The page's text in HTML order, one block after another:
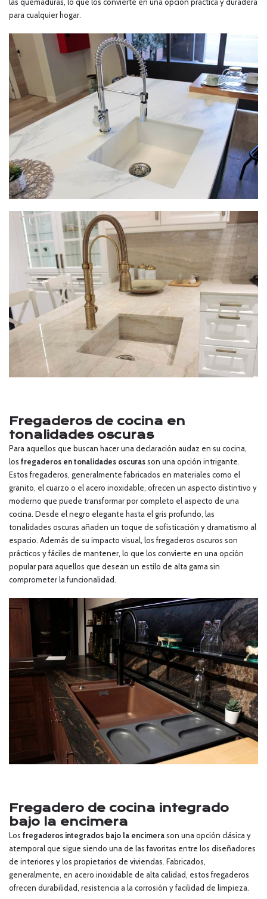
para cualquier hogar.
Fregaderos de cocina en
tonalidades oscuras
Para aquellos que buscan hacer una declaración audaz en su cocina,
los fregaderos en tonalidades oscurasson una opción intrigante.
Estos fregaderos, generalmente fabricados en materiales como el
granito, el cuarzo o el acero inoxidable, ofrecen un aspecto distintivo y
moderno que puede transformar por completo el aspecto de una
cocina. Desde el negro elegante hasta el gris profundo, las
tonalidades oscuras añaden un toque de sofisticación y dramatismo al
espacio. Además de su impacto visual, los fregaderos oscuros son
prácticos y fáciles de mantener, lo que los convierte en una opción
popular para aquellos que desean un estilo de alta gama sin
comprometer la funcionalidad.
Fregadero de cocina integrado
bajo la encimera
Los fregaderos integrados bajo la encimerason una opción clásica y
atemporal que sigue siendo una de las favoritas entre los diseñadores
de interiores y los propietarios de viviendas. Fabricados,
generalmente, en acero inoxidable de alta calidad, estos fregaderos
ofrecen durabilidad, resistencia a la corrosión y facilidad de limpieza.